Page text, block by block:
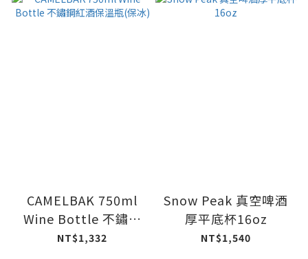
CAMELBAK 750ml
Wine Bottle 不鏽鋼
紅酒保溫瓶(保冰)
NT$1,332
Snow Peak 真空啤酒
厚平底杯16oz
NT$1,540